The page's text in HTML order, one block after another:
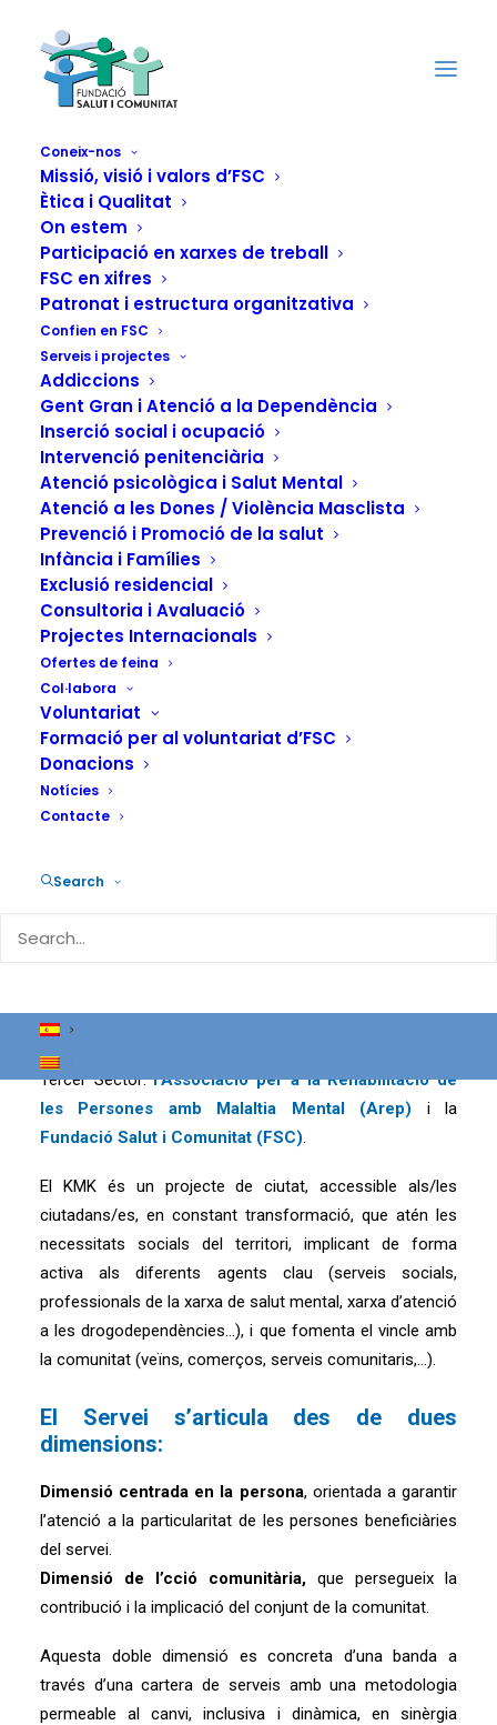
Coneix-nos
Missió, visió i valors d’FSC
Ètica i Qualitat
On estem
Participació en xarxes de treball
FSC en xifres
Patronat i estructura organitzativa
Confien en FSC
Serveis i projectes
Addiccions
Gent Gran i Atenció a la Dependència
Inserció social i ocupació
Intervenció penitenciària
Atenció psicològica i Salut Mental
Atenció a les Dones / Violència Masclista
Prevenció i Promoció de la salut
Infància i Famílies
Exclusió residencial
Consultoria i Avaluació
Projectes Internacionals
Ofertes de feina
Col·labora
Voluntariat
Formació per al voluntariat d’FSC
Donacions
Notícies
Contacte
Search
KMK - Kè
M'expliKes?:
Espai d'Atenció,
Orientació i
Acompanyament a
joves amb
diagnòstic en
Patologia Dual
(Barcelona)
El Projecte KMK acompanya a joves d’entre 15 i 26 anys
amb patologia dual i a les seves famílies, i s’ubica al barri
necessitats del territori han estat cabdals per al
qualitat de vida de les persones ateses, i la del seu
La intervenció es vertebra a través de l’expertesa en
Tercer Sector:l’Associació per a la Rehabilitació de
les Persones amb Malaltia Mental (Arep) i la
Fundació Salut i Comunitat (FSC).
El KMK és un projecte de ciutat, accessible als/les
ciutadans/es, en constant transformació, que atén les
necessitats socials del territori, implicant de forma
activa als diferents agents clau (serveis socials,
professionals de la xarxa de salut mental, xarxa d’atenció
a les drogodependències…), i que fomenta el vincle amb
la comunitat (veïns, comerços, serveis comunitaris,…).
El Servei s’articula des de dues
dimensions:
Dimensió centrada en la persona, orientada a garantir
l’atenció a la particularitat de les persones beneficiàries
del servei.
Dimensió de l’cció comunitària, que persegueix la
contribució i la implicació del conjunt de la comunitat.
Aquesta doble dimensió es concreta d’una banda a
través d’una cartera de serveis amb una metodologia
permeable al canvi, inclusiva i dinàmica, en sinèrgia